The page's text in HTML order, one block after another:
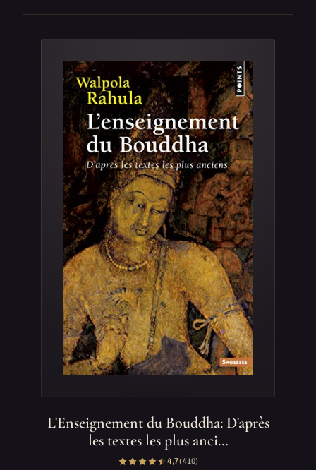
L'Enseignement du Bouddha: D'après
les textes les plus anci…
4,7(410)